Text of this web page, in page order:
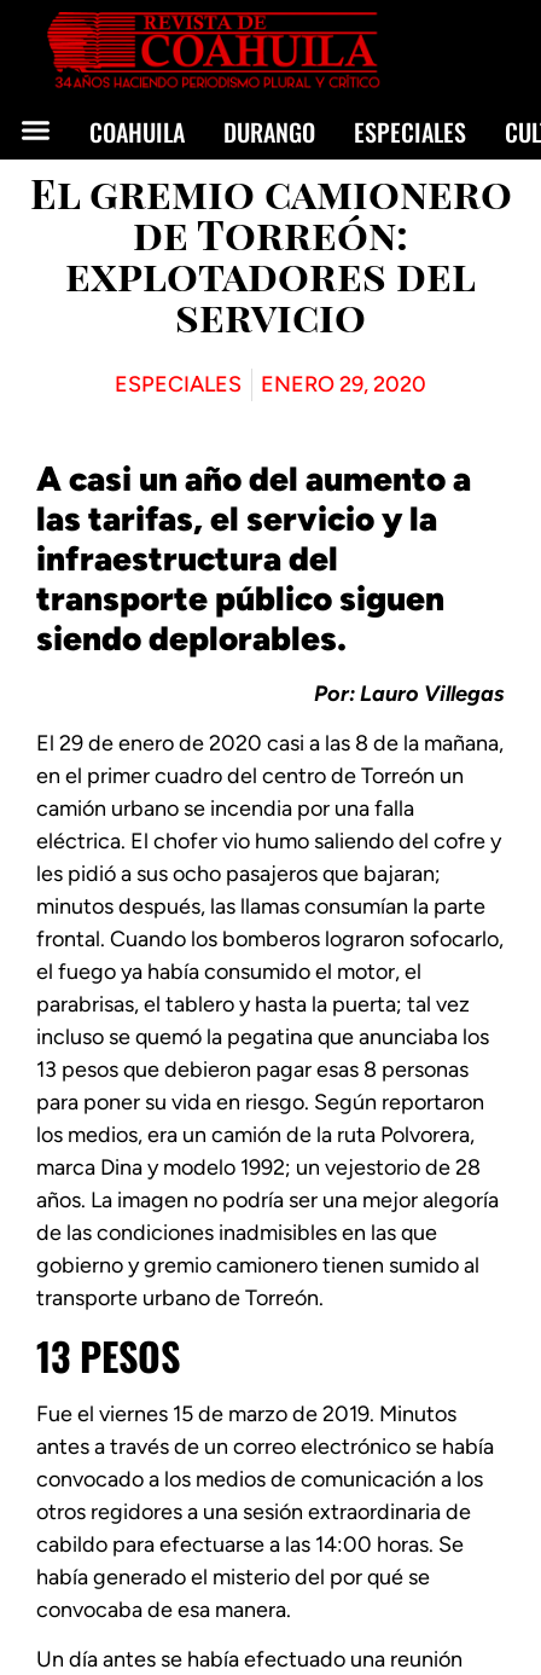
COAHUILA DURANGO ESPECIALES
El gremio camionero
de Torreón:
explotadores del
servicio
ESPECIALES ENERO 29, 2020
A casi un año del aumento a
las tarifas, el servicio y la
infraestructura del
transporte público siguen
siendo deplorables.
Por: Lauro Villegas
El 29 de enero de 2020 casi a las 8 de la mañana,
en el primer cuadro del centro de Torreón un
camión urbano se incendia por una falla
eléctrica. El chofer vio humo saliendo del cofre y
les pidió a sus ocho pasajeros que bajaran;
minutos después, las llamas consumían la parte
frontal. Cuando los bomberos lograron sofocarlo,
el fuego ya había consumido el motor, el
parabrisas, el tablero y hasta la puerta; tal vez
incluso se quemó la pegatina que anunciaba los
13 pesos que debieron pagar esas 8 personas
para poner su vida en riesgo. Según reportaron
los medios, era un camión de la ruta Polvorera,
marca Dina y modelo 1992; un vejestorio de 28
años. La imagen no podría ser una mejor alegoría
de las condiciones inadmisibles en las que
gobierno y gremio camionero tienen sumido al
transporte urbano de Torreón.
13 PESOS
Fue el viernes 15 de marzo de 2019. Minutos
antes a través de un correo electrónico se había
convocado a los medios de comunicación a los
otros regidores a una sesión extraordinaria de
cabildo para efectuarse a las 14:00 horas. Se
había generado el misterio del por qué se
convocaba de esa manera.
Un día antes se había efectuado una reunión